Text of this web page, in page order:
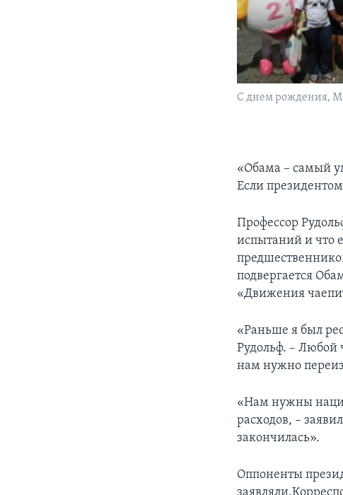
С днем рождения,
«Обама – самый
Если
Профессор
испытаний и что
подвергается
«Движения
«Раньше я был
Рудольф. – Любой
нам нужно
«Нам нужны
расходов, –
закончилась».
Оппоненты